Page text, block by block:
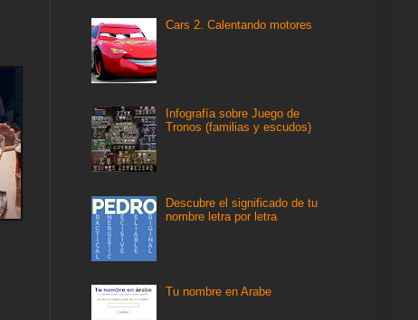
Cars 2. Calentando motores
Infografía sobre Juego de
Tronos (familias y escudos)
Descubre el significado de tu
nombre letra por letra
Tu nombre en Arabe